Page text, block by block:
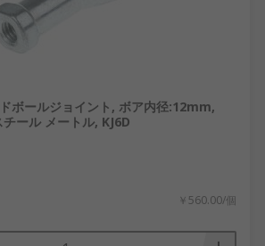
ボールジョイント, ボア内径:12mm,
ール メートル, KJ6D
￥560.00/個